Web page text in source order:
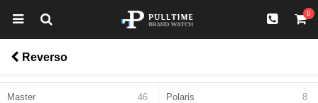
0
Reverso
Master 46 Polaris 8